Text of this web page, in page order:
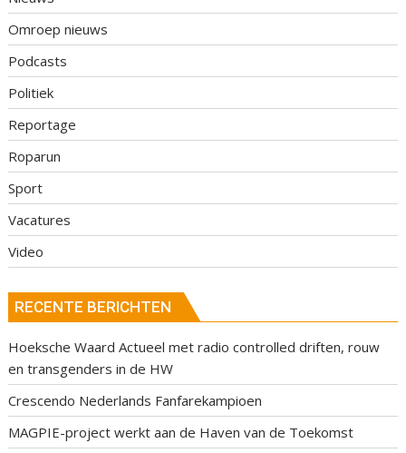
Omroep nieuws
Podcasts
Politiek
Reportage
Roparun
Sport
Vacatures
Video
RECENTE BERICHTEN
Hoeksche Waard Actueel met radio controlled driften, rouw
en transgenders in de HW
Crescendo Nederlands Fanfarekampioen
MAGPIE-project werkt aan de Haven van de Toekomst